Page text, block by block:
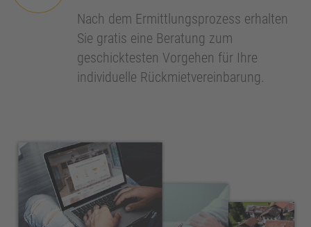
Nach dem Ermittlungsprozess erhalten
Sie gratis eine Beratung zum
geschicktesten Vorgehen für Ihre
individuelle Rückmietvereinbarung.